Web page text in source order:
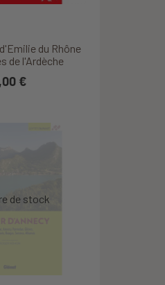
du Rhône
de l'Ardèche
€